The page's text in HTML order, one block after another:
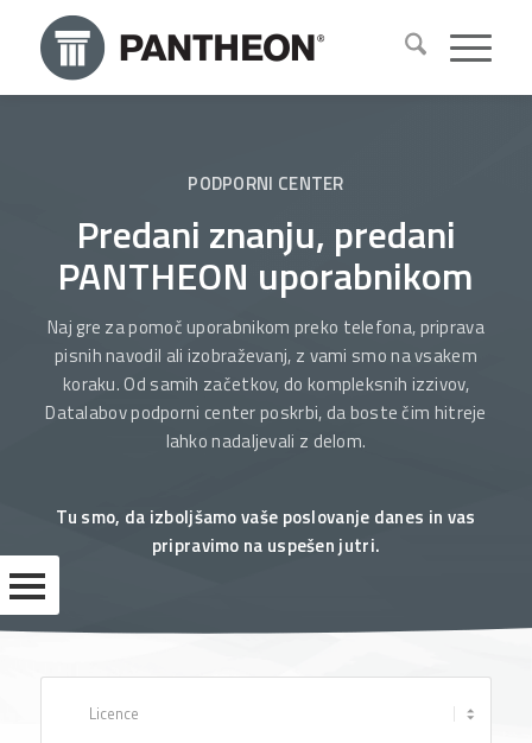
PODPORNI CENTER
Predani znanju, predani
PANTHEON uporabnikom
Naj gre za pomoč uporabnikom preko telefona, priprava
pisnih navodil ali izobraževanj, z vami smo na vsakem
koraku. Od samih začetkov, do kompleksnih izzivov,
Datalabov podporni center poskrbi, da boste čim hitreje
lahko nadaljevali z delom.
Tu smo, da izboljšamo vaše poslovanje danes in vas
pripravimo na uspešen jutri.